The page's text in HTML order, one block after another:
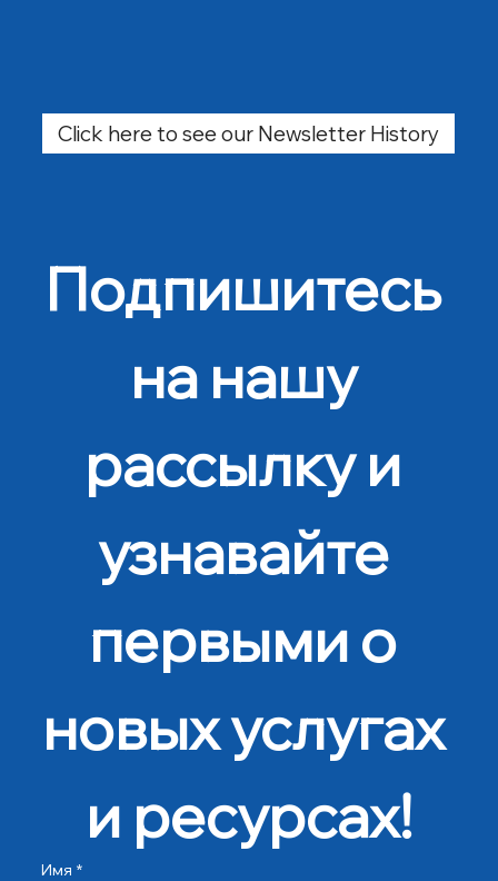
Подпишитесь
на нашу
рассылку и
узнавайте
первыми о
новых услугах
и ресурсах!
Имя *
Click here to see our Newsletter History